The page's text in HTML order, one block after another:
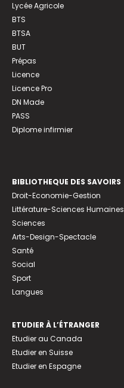
Lycée Agricole
BTS
BTSA
BUT
Prépas
Licence
Licence Pro
DN Made
PASS
Diplome infirmier
BIBLIOTHEQUE DES SAVOIRS
Droit-Economie-Gestion
Littérature-Sciences Humaines
Sciences
Arts-Design-Spectacle
Santé
Social
Sport
Langues
ETUDIER À L’ÉTRANGER
Etudier au Canada
Etudier en Suisse
Etudier en Espagne